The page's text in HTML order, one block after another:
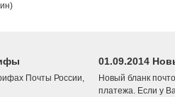
Почты России,
01.09.2014
Новый бланк
платежа. Если у